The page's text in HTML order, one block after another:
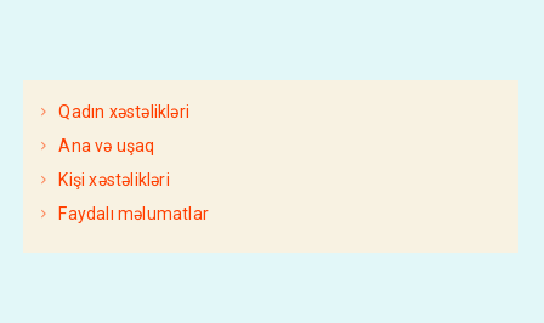
Qadın xəstəlikləri
Ana və uşaq
Kişi xəstəlikləri
Faydalı məlumatlar